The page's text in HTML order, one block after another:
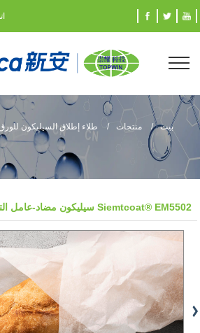
بيت منتجات طلاء إطلاق السيليكون للورق
سيليكون مضاد-عامل التصاق/طلاء إطلاق السيليكون Siemtcoat® EM5502